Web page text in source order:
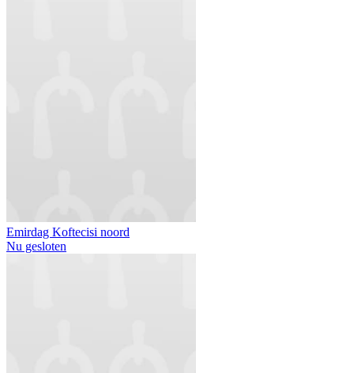
Emirdag Koftecisi noord
Nu gesloten